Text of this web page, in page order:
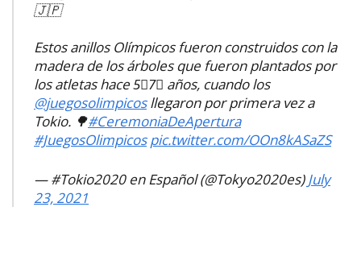
🇯🇵
Estos anillos Olímpicos fueron construidos con la
madera de los árboles que fueron plantados por
los atletas hace 5⃣7⃣ años, cuando los
@juegosolimpicosllegaron por primera vez a
Tokio. 🌳#CeremoniaDeApertura
#JuegosOlimpicos pic.twitter.com/OOn8kASaZS
— #Tokio2020 en Español (@Tokyo2020es) July
23, 2021